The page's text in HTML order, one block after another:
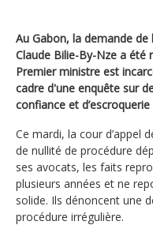
Au Gabon, la demande de
Claude Bilie-By-Nze a été
Premier ministre est
cadre d'une enquête sur
confiance et
Ce mardi, la cour d’appel
de nullité de procédure
ses avocats, les faits
plusieurs années et ne
solide. Ils dénoncent une
procédure irrégulière.